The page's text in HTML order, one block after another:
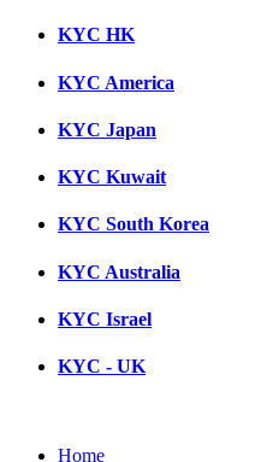
KYC HK
KYC America
KYC Japan
KYC Kuwait
KYC South Korea
KYC Australia
KYC Israel
KYC - UK
Home